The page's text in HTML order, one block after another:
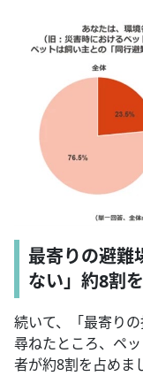
最寄りの避難
ない」約8割
続いて、「最寄り
尋ねたところ、ペ
者が約8割を占めま